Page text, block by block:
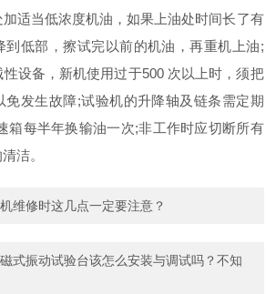
适当低浓度机油，如果上油处时间长了有
到低部，擦试完以前的机油，再重机上油;
设备，新机使用过于500 次以上时，须把
免发生故障;试验机的升降轴及链条需定期
箱每半年换输油一次;非工作时应切断所有
洁。
维修时这几点一定要注意？
式振动试验台该怎么安装与调试吗？不知